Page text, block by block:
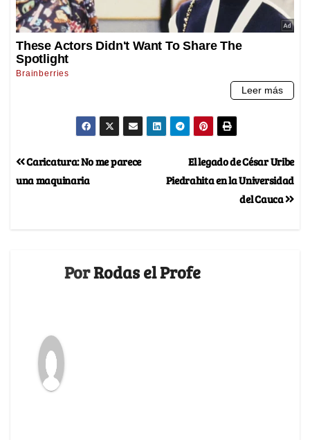
El legado de César Uribe
Piedrahita en la Universidad
del Cauca
Caricatura: No me parece
una maquinaria
PorRodas el Profe